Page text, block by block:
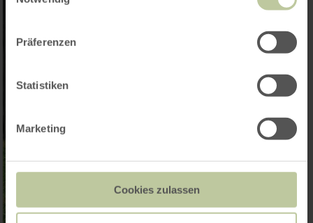
Präferenzen
Statistiken
Marketing
Cookies zulassen